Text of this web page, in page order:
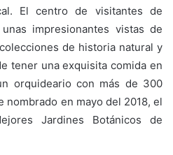
El centro de visitantes de
impresionantes vistas de
de historia natural y
tener una exquisita comida en
orquideario con más de 300
nombrado en mayo del 2018, el
Jardines Botánicos de